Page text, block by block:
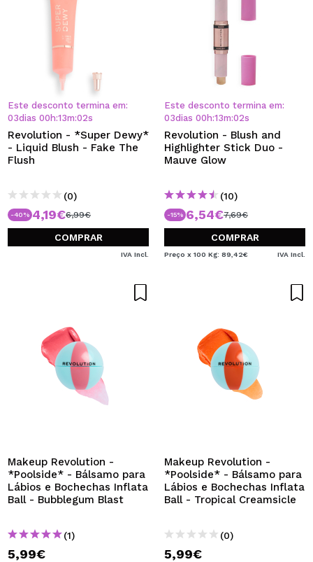
Este desconto termina em:
03dias 00 h:13m:02s
Revolution - *Super Dewy*
- Liquid Blush - Fake The
Flush
(0)
-40% 4,19€6,99€
COMPRAR
IVA Incl.
Este desconto termina em:
03dias 00 h:13m:02s
Revolution - Blush and
Highlighter Stick Duo -
Mauve Glow
(10)
-15% 6,54€7,69€
COMPRAR
Preço x 100 Kg: 89,42€ IVA Incl.
Makeup Revolution -
*Poolside* - Bálsamo para
Lábios e Bochechas Inflata
Ball - Bubblegum Blast
(1)
5,99€
Makeup Revolution -
*Poolside* - Bálsamo para
Lábios e Bochechas Inflata
Ball - Tropical Creamsicle
(0)
5,99€